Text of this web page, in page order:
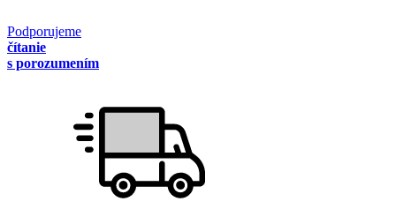
Podporujeme
čítanie
s porozumením